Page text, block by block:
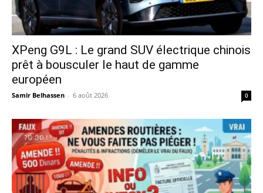
XPeng G9L : Le grand SUV électrique chinois
prêt à bousculer le haut de gamme
européen
Samir Belhassen - 6 août 2026 0